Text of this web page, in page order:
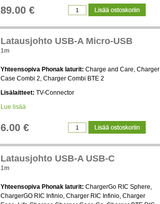
89.00 €
Latausjohto USB-A Micro-USB
1m
Yhteensopiva Phonak laturit: Charge and Care, Charger
Case Combi 2, Charger Combi BTE 2
Lisälaitteet: TV-Connector
Lue lisää
6.00 €
Latausjohto USB-A USB-C
1m
Yhteensopiva Phonak laturit: ChargerGo RIC Sphere,
ChargerGO RIC Infinio, Charger RIC Infinio, Charger